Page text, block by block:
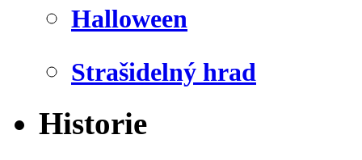
Halloween
Strašidelný hrad
Historie